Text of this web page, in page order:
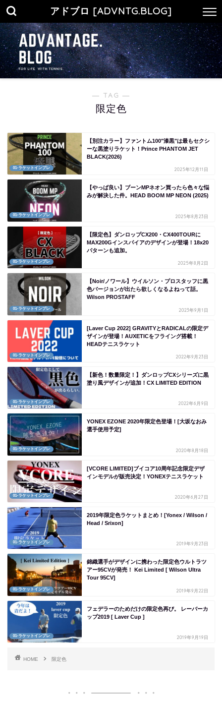
アドブロ [ADVNTG.BLOG]
― TAG ―
限定色
01-ラケットインプレ
【別注カラー】ファントム100"漆黒"は最もセクシ
ーな黒塗りラケット！Prince PHANTOM JET
BLACK(2026)
2025年12月11日
01-ラケットインプレ
【やっぱ良い】ブーンMPネオン買ったら色々な悩
みが解決した件。HEAD BOOM MP NEON (2025)
2025年8月23日
01-ラケットインプレ
【限定色】ダンロップCX200・CX400TOURに
MAX200Gインスパイアのデザインが登場！18x20
パターンも追加。
2025年8月2日
01-ラケットインプレ
【Noir/ノワール】ウイルソン・プロスタッフに黒
色バージョンが出たら欲しくなるよねって話。
Wilson PROSTAFF
2023年9月1日
01-ラケットインプレ
[Laver Cup 2022] GRAVITYとRADICALの限定デ
ザインが登場！AUXETICをフライング搭載！
HEADテニスラケット
2022年9月23日
01-ラケットインプレ
【新色！数量限定！】ダンロップCXシリーズに黒
塗り風デザインが追加！CX LIMITED EDITION
2022年6月9日
01-ラケットインプレ
YONEX EZONE 2020年限定色登場！[大坂なおみ
選手使用予定]
2020年8月18日
01-ラケットインプレ
[VCORE LIMITED]ブイコア10周年記念限定デザ
インモデルが販売決定！YONEXテニスラケット
2020年6月27日
01-ラケットインプレ
2019年限定色ラケットまとめ！[Yonex / Wilson /
Head / Srixon]
2019年9月23日
01-ラケットインプレ
錦織選手がデザインに携わった限定色ウルトラツ
アー95CVが発売！ Kei Limited [ Wilson Ultra
Tour 95CV]
2019年9月22日
01-ラケットインプレ
フェデラーのためだけの限定色再び。 レーバーカ
ップ2019 [ Laver Cup ]
2019年9月19日
HOME 限定色